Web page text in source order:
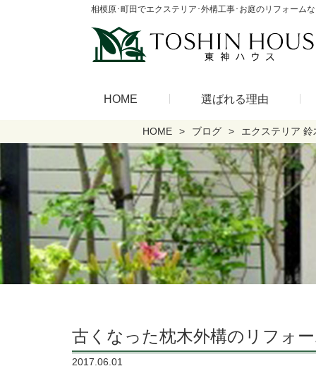
相模原･町田でエクステリア･外構工事･お庭のリフォーム
HOME 選ばれる理由
HOME ブログ エクステリア 鈴
古くなった枕木外構のリフォ
2017.06.01